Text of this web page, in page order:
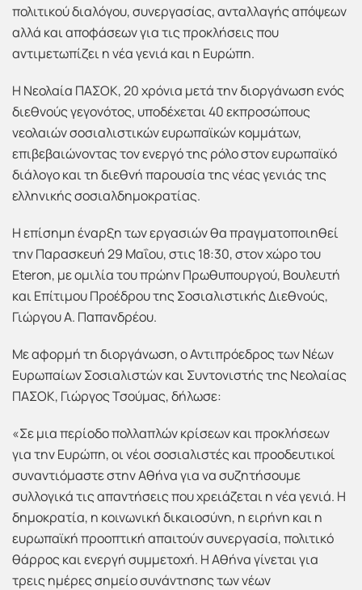
πολιτικού διαλόγου, συνεργασίας, ανταλλαγής απόψεων
αλλά και αποφάσεων για τις προκλήσεις που
αντιμετωπίζει η νέα γενιά και η Ευρώπη.
Η Νεολαία ΠΑΣΟΚ, 20 χρόνια μετά την διοργάνωση ενός
διεθνούς γεγονότος, υποδέχεται 40 εκπροσώπους
νεολαιών σοσιαλιστικών ευρωπαϊκών κομμάτων,
επιβεβαιώνοντας τον ενεργό της ρόλο στον ευρωπαϊκό
διάλογο και τη διεθνή παρουσία της νέας γενιάς της
ελληνικής σοσιαλδημοκρατίας.
Η επίσημη έναρξη των εργασιών θα πραγματοποιηθεί
την Παρασκευή 29 Μαΐου, στις 18:30, στον χώρο του
Eteron, με ομιλία του πρώην Πρωθυπουργού, Βουλευτή
και Επίτιμου Προέδρου της Σοσιαλιστικής Διεθνούς,
Γιώργου Α. Παπανδρέου.
Με αφορμή τη διοργάνωση, ο Αντιπρόεδρος των Νέων
Ευρωπαίων Σοσιαλιστών και Συντονιστής της Νεολαίας
ΠΑΣΟΚ, Γιώργος Τσούμας, δήλωσε:
«Σε μια περίοδο πολλαπλών κρίσεων και προκλήσεων
για την Ευρώπη, οι νέοι σοσιαλιστές και προοδευτικοί
συναντιόμαστε στην Αθήνα για να συζητήσουμε
συλλογικά τις απαντήσεις που χρειάζεται η νέα γενιά. Η
δημοκρατία, η κοινωνική δικαιοσύνη, η ειρήνη και η
ευρωπαϊκή προοπτική απαιτούν συνεργασία, πολιτικό
θάρρος και ενεργή συμμετοχή. Η Αθήνα γίνεται για
τρεις ημέρες σημείο συνάντησης των νέων